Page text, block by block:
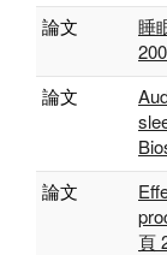
論文
睡
論文
論文
頁